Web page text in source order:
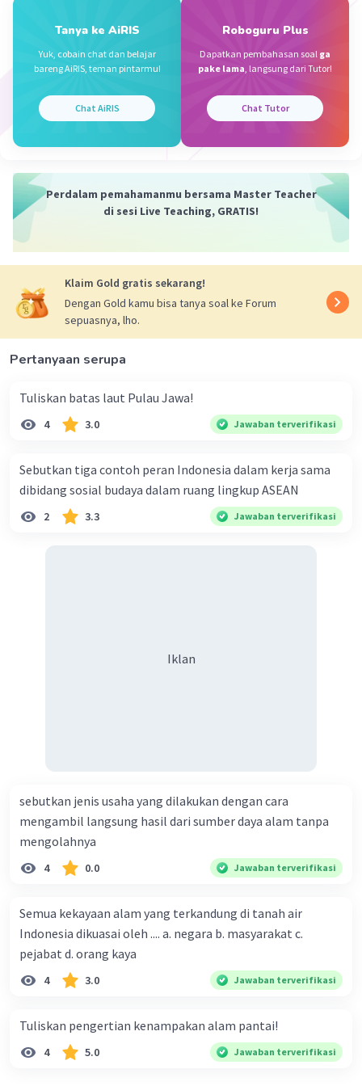
Beri Rating·5.0(1) Balas
Tanya ke AiRIS
Yuk, cobain chat dan belajar
bareng AiRIS, teman pintarmu!
Chat AiRIS
Roboguru Plus
Dapatkan pembahasan soal ga
pake lama, langsung dari Tutor!
Chat Tutor
Perdalam pemahamanmu bersama Master Teacher
di sesi Live Teaching, GRATIS!
Klaim Gold gratis sekarang!
Dengan Gold kamu bisa tanya soal ke Forum
sepuasnya, lho.
Pertanyaan serupa
Tuliskan batas laut Pulau Jawa!
4 3.0 Jawaban terverifikasi
Sebutkan tiga contoh peran Indonesia dalam kerja sama
dibidang sosial budaya dalam ruang lingkup ASEAN
2 3.3 Jawaban terverifikasi
Iklan
sebutkan jenis usaha yang dilakukan dengan cara
mengambil langsung hasil dari sumber daya alam tanpa
mengolahnya
4 0.0 Jawaban terverifikasi
Semua kekayaan alam yang terkandung di tanah air
Indonesia dikuasai oleh .... a. negara b. masyarakat c.
pejabat d. orang kaya
4 3.0 Jawaban terverifikasi
Tuliskan pengertian kenampakan alam pantai!
4 5.0 Jawaban terverifikasi